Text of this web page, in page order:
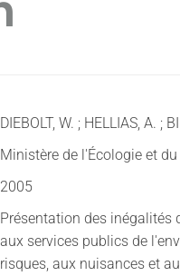
DIEBOLT, W. ; HELLIAS, A. ;
Ministère de l'Écologie et
2005
Présentation des inégalités
aux services publics de
risques, aux nuisances et